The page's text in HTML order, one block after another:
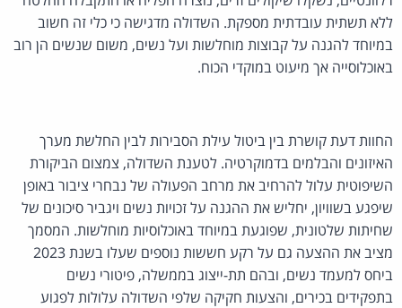
ללא תשתית עובדתית מספקת. השדולה מדגישה כי כלי זה חשוב
במיוחד להגנה על קבוצות מוחלשות ועל נשים, משום שנשים הן רוב
באוכלוסייה אך מיעוט במוקדי הכוח.
החוות דעת קושרת בין ביטול עילת הסבירות לבין החלשת מערך
האיזונים והבלמים בדמוקרטיה. לטענת השדולה, צמצום הביקורת
השיפוטית עלול להרחיב את מרחב הפעולה של נבחרי ציבור באופן
שיפגע בשוויון, יחליש את ההגנה על זכויות נשים ויגביר סיכונים של
שחיתות שלטונית, שפוגעת במיוחד באוכלוסיות מוחלשות. המסמך
מציב את ההצעה גם על רקע חששות נוספים שעלו בשנת 2023
ביחס למעמד נשים, ובהם תת-ייצוג בממשלה, פיטורי נשים
בתפקידים בכירים, והצעות חקיקה שלפי השדולה עלולות לפגוע